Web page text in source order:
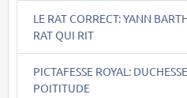
LE RAT CORRECT: YANN
RAT QUI RIT
PICTAFESSE ROYAL:
POITITUDE